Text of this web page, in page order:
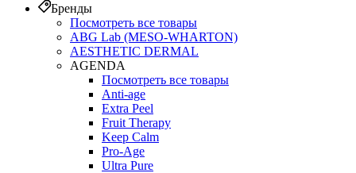
Бренды
Посмотреть все товары
ABG Lab (MESO-WHARTON)
AESTHETIC DERMAL
AGENDA
Посмотреть все товары
Anti-age
Extra Peel
Fruit Therapy
Keep Calm
Pro‑Age
Ultra Pure